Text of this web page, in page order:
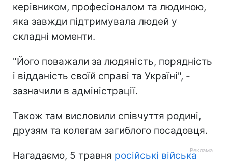
керівником, професіоналом та людиною,
яка завжди підтримувала людей у
складні моменти.
"Його поважали за людяність, порядність
і відданість своїй справі та Україні", -
зазначили в адміністрації.
Також там висловили співчуття родині,
друзям та колегам загиблого посадовця.
Нагадаємо, 5 травня російські війська